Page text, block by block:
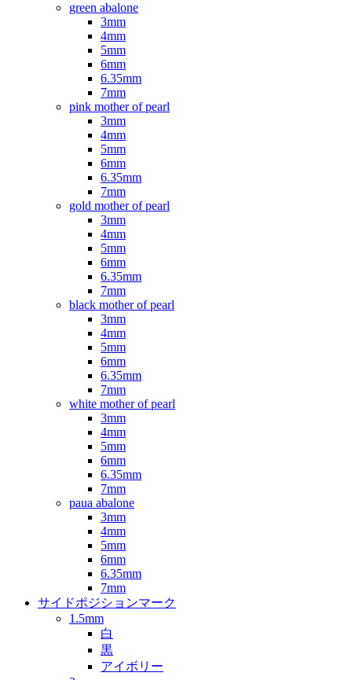
green abalone
3mm
4mm
5mm
6mm
6.35mm
7mm
pink mother of pearl
3mm
4mm
5mm
6mm
6.35mm
7mm
gold mother of pearl
3mm
4mm
5mm
6mm
6.35mm
7mm
black mother of pearl
3mm
4mm
5mm
6mm
6.35mm
7mm
white mother of pearl
3mm
4mm
5mm
6mm
6.35mm
7mm
paua abalone
3mm
4mm
5mm
6mm
6.35mm
7mm
サイドポジションマーク
1.5mm
白
黒
アイボリー